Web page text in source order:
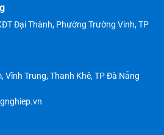
Đại Thành, Phường Trường Vinh, TP
Vĩnh Trung, Thanh Khê, TP Đà Nẵng